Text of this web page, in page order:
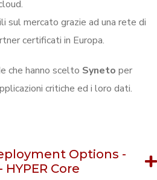
sul mercato grazie ad una rete di
certificati in Europa.
che hanno scelto Syneto per
critiche ed i loro dati.
Options -
HYPER Core